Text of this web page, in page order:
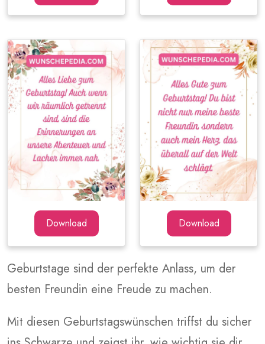
Download Download
Geburtstage sind der perfekte Anlass, um der
besten Freundin eine Freude zu machen.
Mit diesen Geburtstagswünschen triffst du sicher